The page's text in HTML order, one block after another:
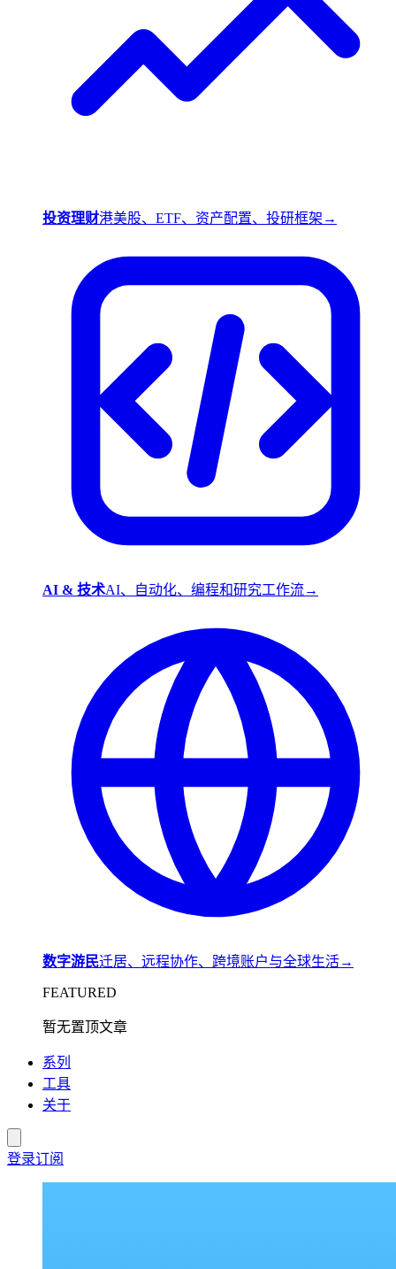
投资理财港美股、ETF、资产配置、投研框架 →
AI & 技术AI、自动化、编程和研究工作流→
数字游民迁居、远程协作、跨境账户与全球生活→
FEATURED
暂无置顶文章
系列
工具
关于
登录订阅